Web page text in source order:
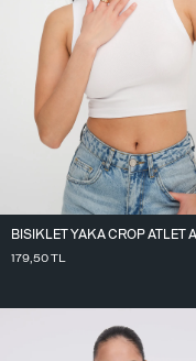
179,50TL